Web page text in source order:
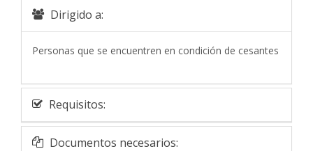
Dirigido a:
Personas que se encuentren en condición de cesantes
Requisitos:
Documentos necesarios: